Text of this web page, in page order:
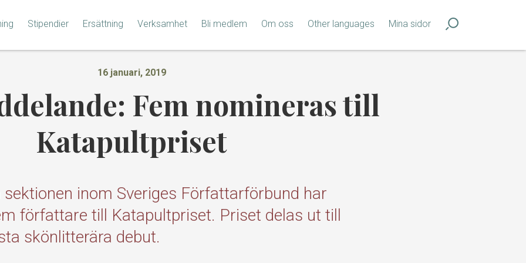
Stipendier Ersättning Verksamhet Bli medlem Om oss Other languages Mina sidor
16 januari, 2019
Fem nomineras till
Katapultpriset
sektionen inom Sveriges Författarförbund har
författare till Katapultpriset. Priset delas ut till
skönlitterära debut.